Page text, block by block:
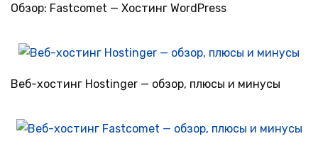
Обзор: Fastcomet — Хостинг WordPress
Веб-хостинг Hostinger — обзор, плюсы и минусы